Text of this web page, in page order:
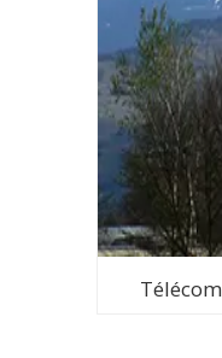
Télécom